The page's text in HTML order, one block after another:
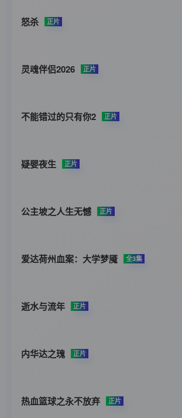
怒杀 正片
灵魂伴侣2026 正片
不能错过的只有你2 正片
疑婴夜生 正片
公主坡之人生无憾 正片
爱达荷州血案：大学梦魇 全3集
逝水与流年 正片
内华达之瑰 正片
热血篮球之永不放弃 正片